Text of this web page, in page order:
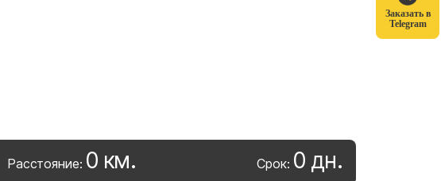
Заказать в
Telegram
Расстояние: 0 км. Срок: 0 дн.